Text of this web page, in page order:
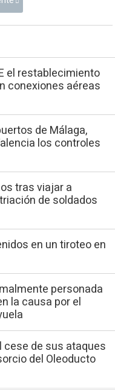
el restablecimiento
conexiones aéreas
de Málaga,
los controles
tras viajar a
de soldados
en un tiroteo en
personada
la causa por el
cese de sus ataques
del Oleoducto